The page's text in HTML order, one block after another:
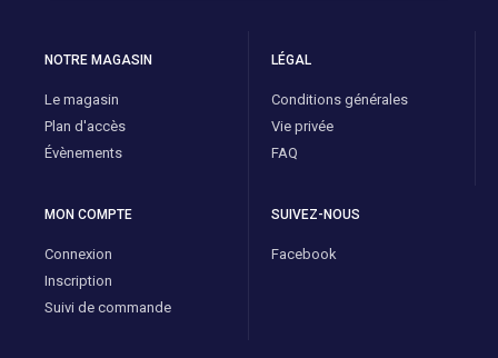
NOTRE MAGASIN
Le magasin
Plan d'accès
Évènements
LÉGAL
Conditions générales
Vie privée
FAQ
MON COMPTE
Connexion
Inscription
Suivi de commande
SUIVEZ-NOUS
Facebook